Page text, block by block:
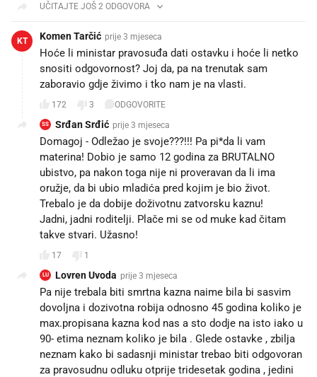
UČITAJTE JOŠ 2 ODGOVORA
KT Komen Tarčić prije 3 mjeseca
Hoće li ministar pravosuđa dati ostavku i hoće li netko
snositi odgovornost? Joj da, pa na trenutak sam
zaboravio gdje živimo i tko nam je na vlasti.
172 3 ODGOVORITE
SS Srđan Srđić prije 3 mjeseca
Domagoj - Odležao je svoje???!!! Pa pi*da li vam
materina! Dobio je samo 12 godina za BRUTALNO
ubistvo, pa nakon toga nije ni proveravan da li ima
oružje, da bi ubio mladića pred kojim je bio život.
Trebalo je da dobije doživotnu zatvorsku kaznu!
Jadni, jadni roditelji. Plače mi se od muke kad čitam
takve stvari. Užasno!
17 1
LU Lovren Uvoda prije 3 mjeseca
Pa nije trebala biti smrtna kazna naime bila bi sasvim
dovoljna i dozivotna robija odnosno 45 godina koliko je
max.propisana kazna kod nas a sto dodje na isto iako u
90- etima neznam koliko je bila . Glede ostavke , zbilja
neznam kako bi sadasnji ministar trebao biti odgovoran
za pravosudnu odluku otprije tridesetak godina , jedini